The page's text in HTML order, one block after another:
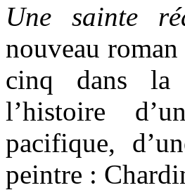
Une sainte
nouveau
cinq dans la
l’histoire
pacifique,
peintre :